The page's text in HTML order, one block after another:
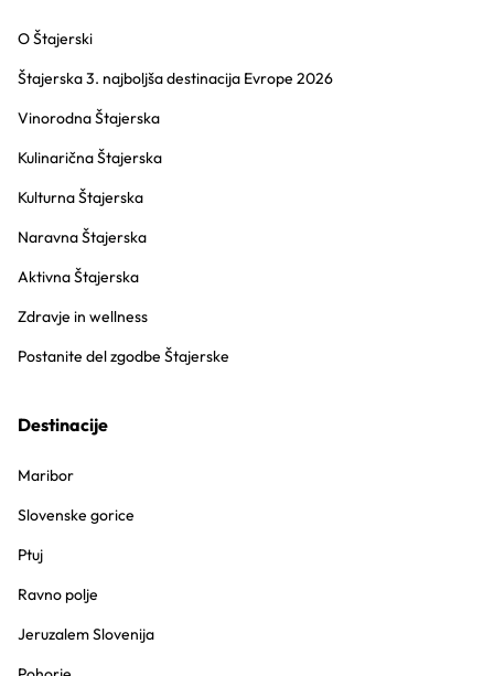
O Štajerski
Štajerska 3. najboljša destinacija Evrope 2026
Vinorodna Štajerska
Kulinarična Štajerska
Kulturna Štajerska
Naravna Štajerska
Aktivna Štajerska
Zdravje in wellness
Postanite del zgodbe Štajerske
Destinacije
Maribor
Slovenske gorice
Ptuj
Ravno polje
Jeruzalem Slovenija